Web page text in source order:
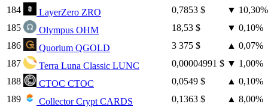
184
LayerZero ZRO 0,7853 $ ▼ 10,30%
185
Olympus OHM 18,53 $ ▼ 0,10%
186
Quorium QGOLD 3 375 $ ▲ 0,07%
187
Terra Luna Classic LUNC 0,00004991 $ ▼ 1,00%
188
CTOC CTOC 0,0549 $ ▲ 0,10%
189
Collector Crypt CARDS 0,1363 $ ▲ 8,00%